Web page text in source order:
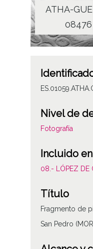
ATHA-
08476
Nivel de
Fotografía
Incluido en
08.- LÓPEZ DE
Título
Fragmento de
San Pedro